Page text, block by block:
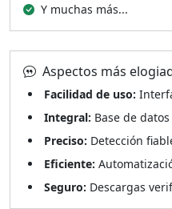
Y muchas más...
Aspectos más
Facilidad de uso:
Integral: Base de
Preciso: Detección
Eficiente:
Seguro: Descargas